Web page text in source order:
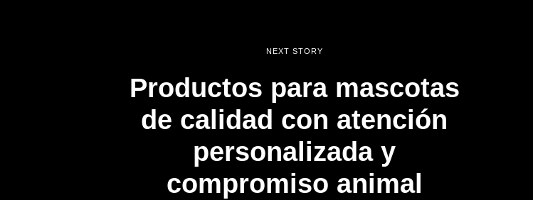
NEXT STORY
Productos para mascotas
de calidad con atención
personalizada y
compromiso animal